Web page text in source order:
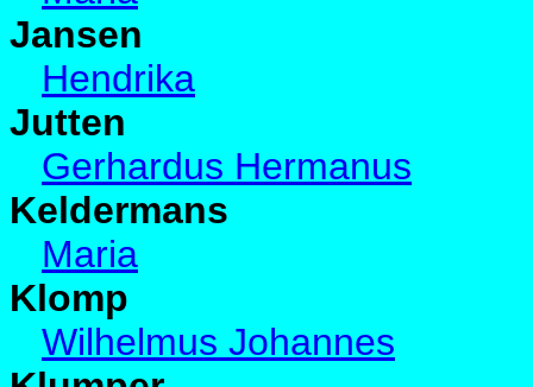
Jansen
Hendrika
Jutten
Gerhardus Hermanus
Keldermans
Maria
Klomp
Wilhelmus Johannes